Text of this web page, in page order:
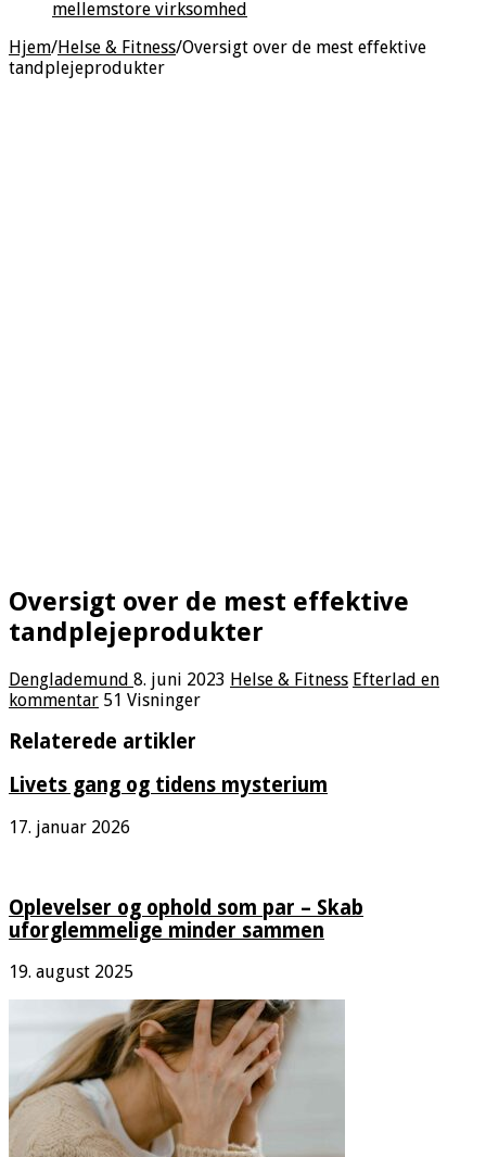
mellemstore virksomhed
Hjem/Helse & Fitness/Oversigt over de mest effektive
tandplejeprodukter
Oversigt over de mest effektive
tandplejeprodukter
Denglademund 8. juni 2023 Helse & Fitness Efterlad en
kommentar 51 Visninger
Relaterede artikler
Livets gang og tidens mysterium
17. januar 2026
Oplevelser og ophold som par – Skab
uforglemmelige minder sammen
19. august 2025